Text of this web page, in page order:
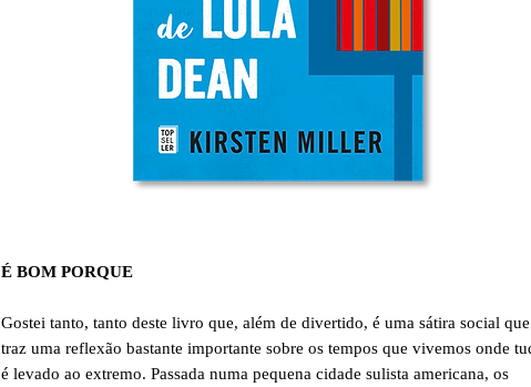
É BOM PORQUE
Gostei tanto, tanto deste livro que, além de divertido, é uma sátira social que
traz uma reflexão bastante importante sobre os tempos que vivemos onde
é levado ao extremo. Passada numa pequena cidade sulista americana, os